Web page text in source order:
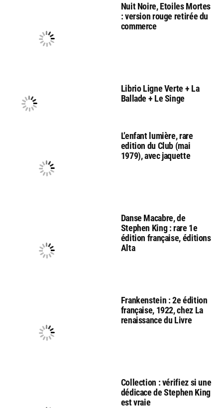
Nuit Noire, Etoiles Mortes
: version rouge retirée du
commerce
Librio Ligne Verte + La
Ballade + Le Singe
L’enfant lumière, rare
edition du Club (mai
1979), avec jaquette
Danse Macabre, de
Stephen King : rare 1e
édition française, éditions
Alta
Frankenstein : 2e édition
française, 1922, chez La
renaissance du Livre
Collection : vérifiez si une
dédicace de Stephen King
est vraie